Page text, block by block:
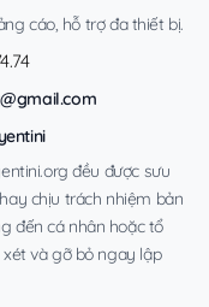
cáo, hỗ trợ đa thiết bị.
đều được sưu
chịu trách nhiệm bản
đến cá nhân hoặc tổ
và gỡ bỏ ngay lập